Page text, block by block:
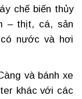
chế biến thủy
– thịt, cá, sản
nước và hơi
và bánh xe
khác với các